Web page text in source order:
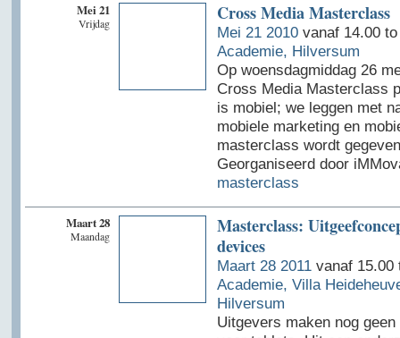
Mei 21
Vrijdag Cross Media Masterclass
Mei 21 2010vanaf 14.00
Academie, Hilversum
Op woensdagmiddag 26
Cross Media Masterclass
is mobiel; we leggen met
mobiele marketing en
masterclass wordt
Georganiseerd door
masterclass
Maart 28
Maandag
Masterclass:
devices
Maart 28 2011vanaf 15.00
Academie, Villa
Hilversum
Uitgevers maken nog